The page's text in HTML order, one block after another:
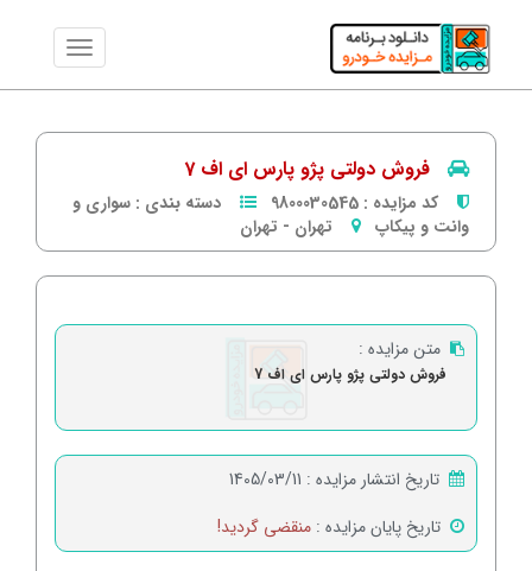
فروش دولتی پژو پارس ای اف 7
کد مزایده : 9800030545 دسته بندی : سواری و
وانت و پیکاپ
تهران - تهران
متن مزایده :
فروش دولتی پژو پارس ای اف 7
تاریخ انتشار مزایده : 1405/03/11
تاریخ پایان مزایده : منقضی گردید!